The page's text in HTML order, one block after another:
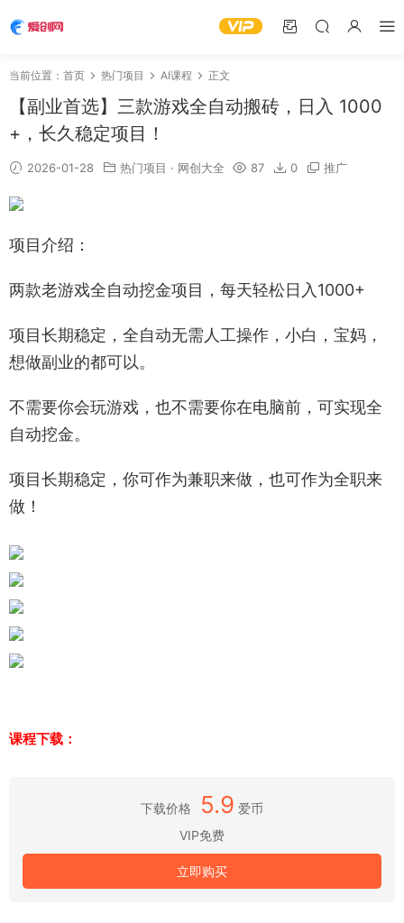
当前位置： 首页 热门项目 AI课程 正文
【副业首选】三款游戏全自动搬砖，日入 1000
+，长久稳定项目！
2026-01-28 热门项目 · 网创大全 87 0 推广
项目介绍：
两款老游戏全自动挖金项目，每天轻松日入1000+
项目长期稳定，全自动无需人工操作，小白，宝妈，
想做副业的都可以。
不需要你会玩游戏，也不需要你在电脑前，可实现全
自动挖金。
项目长期稳定，你可作为兼职来做，也可作为全职来
做！
课程下载：
下载价格 5.9 爱币
VIP免费
立即购买